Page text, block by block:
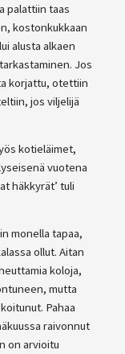
palattiin taas
kostonkukkaan
alusta alkaen
Jos
korjattu, otettiin
jos viljelijä
kotieläimet,
vuotena
häkkyrät’ tuli
monella tapaa,
ollut. Aitan
koloja,
mutta
Pahaa
raivonnut
on arvioitu